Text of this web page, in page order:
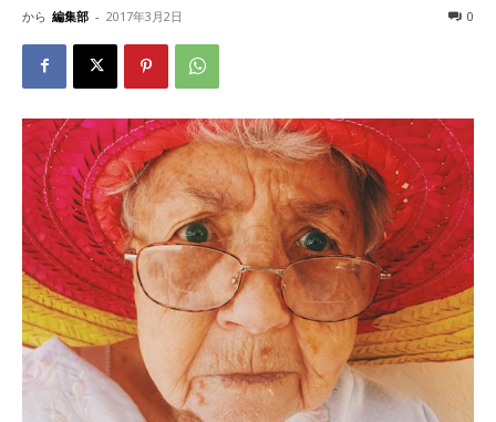
から 編集部 - 2017年3月2日 0